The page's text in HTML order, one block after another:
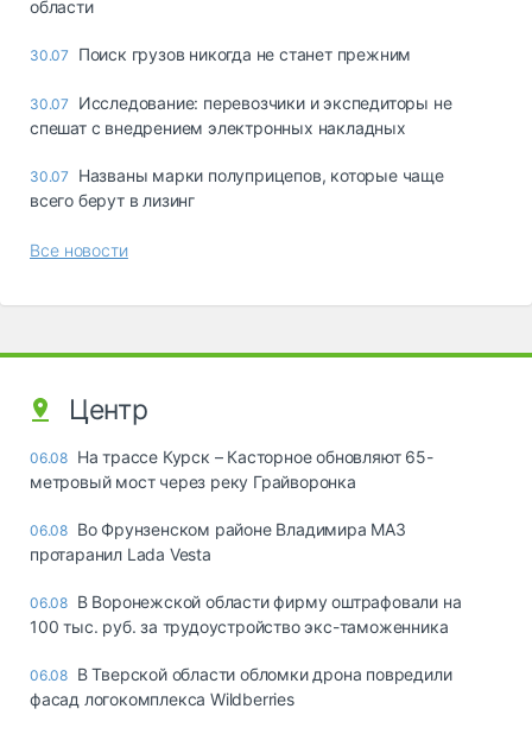
области
30.07 Поиск грузов никогда не станет прежним
30.07
Исследование: перевозчики и экспедиторы не
спешат с внедрением электронных накладных
30.07
Названы марки полуприцепов, которые чаще
всего берут в лизинг
Все новости
Центр
06.08 На трассе Курск – Касторное обновляют 65-
метровый мост через реку Грайворонка
06.08 Во Фрунзенском районе Владимира МАЗ
протаранил Lada Vesta
06.08 В Воронежской области фирму оштрафовали на
100 тыс. руб. за трудоустройство экс-таможенника
06.08 В Тверской области обломки дрона повредили
фасад логокомплекса Wildberries